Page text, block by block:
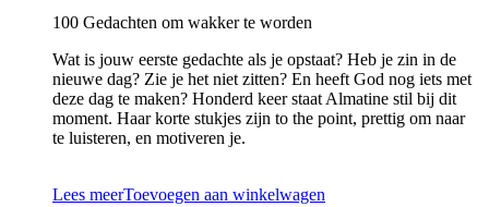
100 Gedachten om wakker te worden
Wat is jouw eerste gedachte als je opstaat? Heb je zin in de
nieuwe dag? Zie je het niet zitten? En heeft God nog iets met
deze dag te maken? Honderd keer staat Almatine stil bij dit
moment. Haar korte stukjes zijn to the point, prettig om naar
te luisteren, en motiveren je.
Lees meerToevoegen aan winkelwagen